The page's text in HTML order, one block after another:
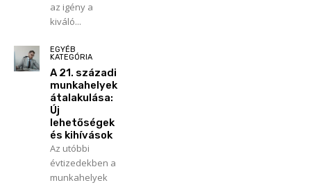
az igény a
kiváló...
EGYÉB
KATEGÓRIA
A 21. századi
munkahelyek
átalakulása:
Új
lehetőségek
és kihívások
Az utóbbi
évtizedekben a
munkahelyek